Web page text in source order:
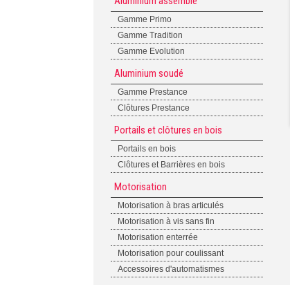
Gamme Primo
Gamme Tradition
Gamme Evolution
Aluminium soudé
Gamme Prestance
Clôtures Prestance
Portails et clôtures en bois
Portails en bois
Clôtures et Barrières en bois
Motorisation
Motorisation à bras articulés
Motorisation à vis sans fin
Motorisation enterrée
Motorisation pour coulissant
Accessoires d'automatismes